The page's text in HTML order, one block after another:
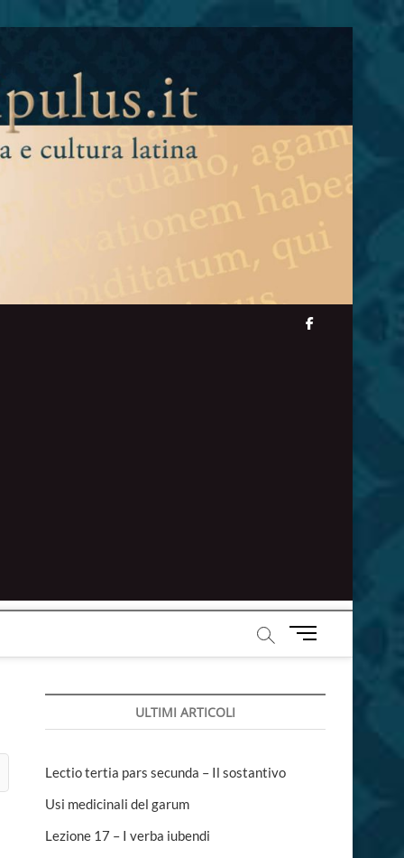
facebook
M
u
u
ULTIMI ARTICOLI
Lectio tertia pars secunda – Il sostantivo
Usi medicinali del garum
Lezione 17 – I verba iubendi